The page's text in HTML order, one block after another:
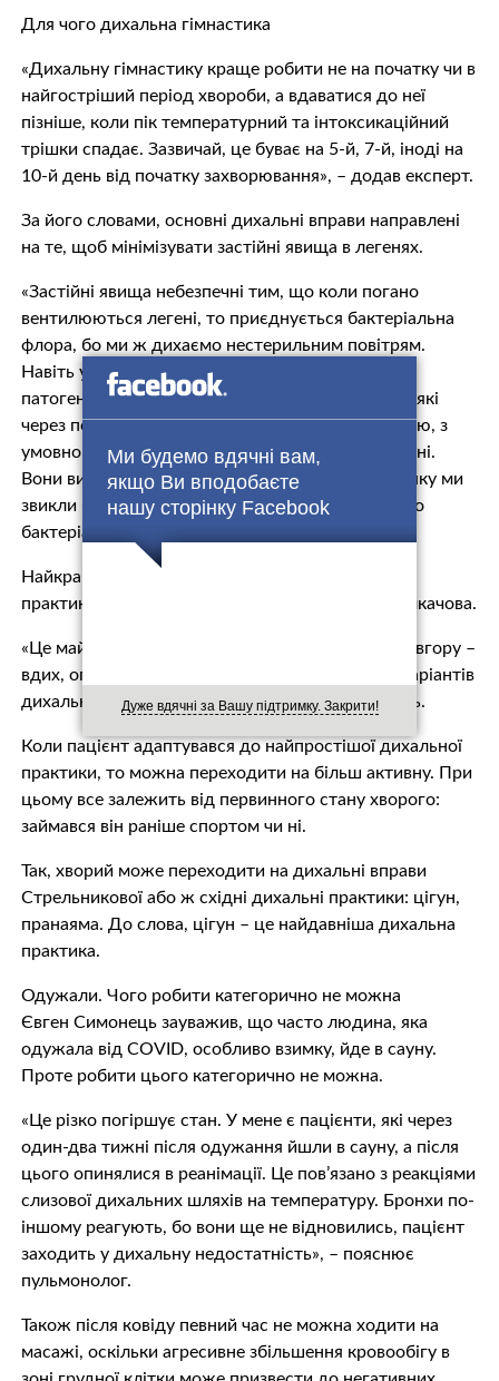
Ми будемо вдячні вам,
якщо Ви вподобаєте
нашу сторінку Facebook
Дуже вдячні за Вашу підтримку. Закрити!
Для чого дихальна гімнастика
«Дихальну гімнастику краще робити не на початку чи в
найгостріший період хвороби, а вдаватися до неї
пізніше, коли пік температурний та інтоксикаційний
трішки спадає. Зазвичай, це буває на 5-й, 7-й, іноді на
10-й день від початку захворювання», – додав експерт.
За його словами, основні дихальні вправи направлені
на те, щоб мінімізувати застійні явища в легенях.
«Застійні явища небезпечні тим, що коли погано
вентилюються легені, то приєднується бактеріальна
флора, бо ми ж дихаємо нестерильним повітрям.
Навіть у нас в просвіті бронхів часто є якщо не
патогенні, то умовно патогенні мікроорганізми, які
через певну ситуацію, наприклад, гіповентиляцію, з
умовно патогенних перетворюються на патогенні.
Вони викликають навіть не вірусну пневмонію, яку ми
звикли бачити у пацієнтів з ковідом, а додатково
бактеріальну», – каже лікар.
Найкраще починати з найпростіших дихальних
практик. Наприклад, з дихальної гімнастики Толкачова.
«Це майже як руханка в школі: руки підіймаємо вгору –
вдих, опускаємо руки вниз – видих. Це один з варіантів
дихальних вправ», – розповідає Євген Симонець.
Коли пацієнт адаптувався до найпростішої дихальної
практики, то можна переходити на більш активну. При
цьому все залежить від первинного стану хворого:
займався він раніше спортом чи ні.
Так, хворий може переходити на дихальні вправи
Стрельникової або ж східні дихальні практики: цігун,
пранаяма. До слова, цігун – це найдавніша дихальна
практика.
Одужали. Чого робити категорично не можна
Євген Симонець зауважив, що часто людина, яка
одужала від COVID, особливо взимку, йде в сауну.
Проте робити цього категорично не можна.
«Це різко погіршує стан. У мене є пацієнти, які через
один-два тижні після одужання йшли в сауну, а після
цього опинялися в реанімації. Це пов’язано з реакціями
слизової дихальних шляхів на температуру. Бронхи по-
іншому реагують, бо вони ще не відновились, пацієнт
заходить у дихальну недостатність», – пояснює
пульмонолог.
Також після ковіду певний час не можна ходити на
масажі, оскільки агресивне збільшення кровообігу в